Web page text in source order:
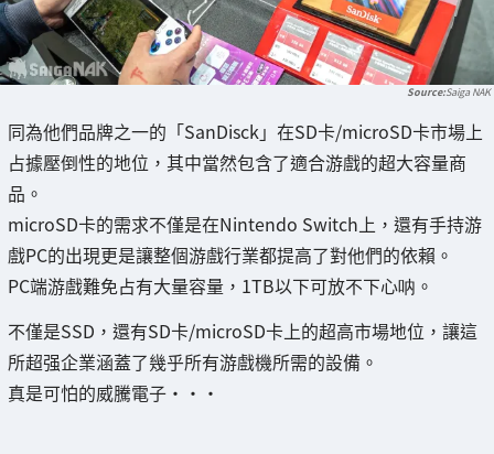
Saiga NAK
同為他們品牌之一的「SanDisck」在SD卡/microSD卡市場上
占據壓倒性的地位，其中當然包含了適合游戲的超大容量商
品。
microSD卡的需求不僅是在Nintendo Switch上，還有手持游
戲PC的出現更是讓整個游戲行業都提高了對他們的依賴。
PC端游戲難免占有大量容量，1TB以下可放不下心呐。
不僅是SSD，還有SD卡/microSD卡上的超高市場地位，讓這
所超强企業涵蓋了幾乎所有游戲機所需的設備。
真是可怕的威騰電子・・・